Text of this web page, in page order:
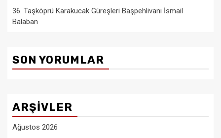
36. Taşköprü Karakucak Güreşleri Başpehlivanı İsmail
Balaban
SON YORUMLAR
ARŞIVLER
Ağustos 2026